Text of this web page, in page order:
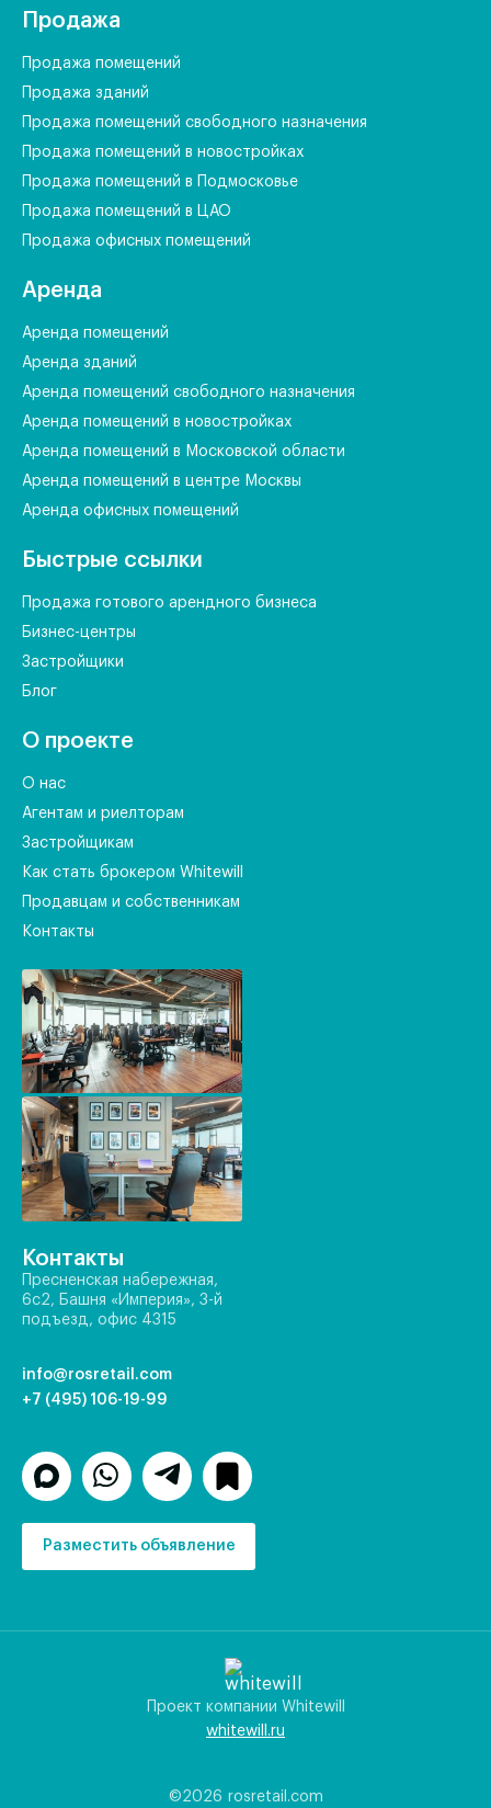
Продажа
Продажа помещений
Продажа зданий
Продажа помещений свободного назначения
Продажа помещений в новостройках
Продажа помещений в Подмосковье
Продажа помещений в ЦАО
Продажа офисных помещений
Аренда
Аренда помещений
Аренда зданий
Аренда помещений свободного назначения
Аренда помещений в новостройках
Аренда помещений в Московской области
Аренда помещений в центре Москвы
Аренда офисных помещений
Быстрые ссылки
Продажа готового арендного бизнеса
Бизнес-центры
Застройщики
Блог
О проекте
О нас
Агентам и риелторам
Застройщикам
Как стать брокером Whitewill
Продавцам и собственникам
Контакты
Контакты
Пресненская набережная,
6с2, Башня «Империя», 3-й
подъезд, офис 4315
info@rosretail.com
+7 (495) 106-19-99
Разместить объявление
©2026 rosretail.com
Проект компании Whitewill
whitewill.ru